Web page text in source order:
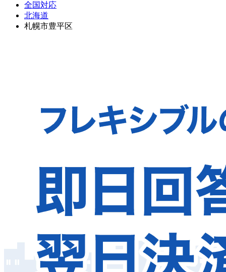
全国対応
北海道
札幌市豊平区